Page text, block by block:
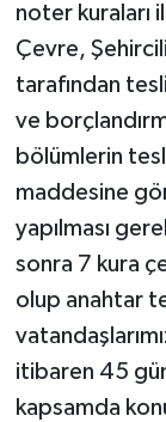
noter kuraları
Çevre,
tarafından
ve
bölümlerin
maddesine
yapılması
sonra 7 kura
olup anahtar
itibaren 45
kapsamda